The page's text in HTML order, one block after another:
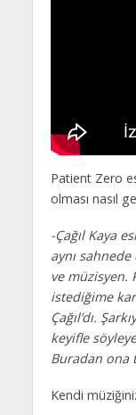
Patient Zero
olması nasıl
-Çağıl Kaya
aynı
ve müzisyen.
istediğime
Çağıl’dı.
keyifle
Buradan ona
Kendi